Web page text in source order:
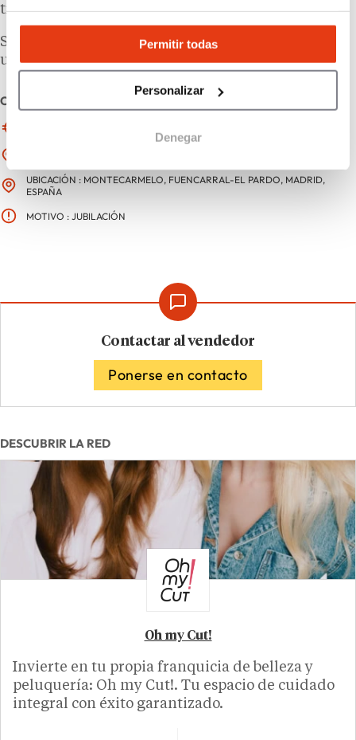
Permitir todas
Personalizar
Denegar
traspaso y documentación relevante del negocio.
Solicita el dossier económico del salón y agenda
una llamada con el equipo de Expansión.
CARACTERÍSTICAS
UBICACIÓN : MONTECARMELO, FUENCARRAL-EL PARDO, MADRID,
ESPAÑA
MOTIVO : JUBILACIÓN
Contactar al vendedor
Ponerse en contacto
DESCUBRIR LA RED
Oh my Cut!
Invierte en tu propia franquicia de belleza y
peluquería: Oh my Cut!. Tu espacio de cuidado
integral con éxito garantizado.